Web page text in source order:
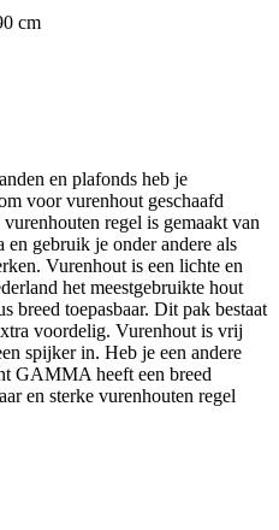
cm
en plafonds heb je
voor vurenhout geschaafd
regel is gemaakt van
gebruik je onder andere als
Vurenhout is een lichte en
het meestgebruikte hout
breed toepasbaar. Dit pak bestaat
voordelig. Vurenhout is vrij
spijker in. Heb je een andere
GAMMA heeft een breed
en sterke vurenhouten regel